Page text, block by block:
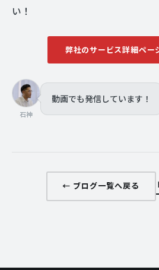
い！
弊社のサービス詳細ペー
石神
動画でも発信しています！
← ブログ一覧へ戻る